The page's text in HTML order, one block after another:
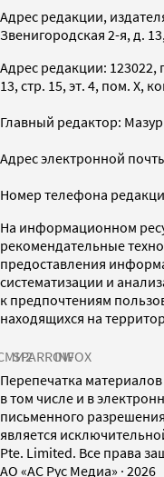
Адрес редакции,
Звенигородская 2-я, д.
Адрес редакции: 123022,
13, стр. 15, эт. 4, пом. X,
Главный редактор:
Адрес электронной
Номер телефона
На информационном
рекомендательные
предоставления
систематизации и
к предпочтениям
находящихся на
SPARROWINFOX
Перепечатка
в том числе и в
письменного
является
Pte. Limited. Все права
AO «АС Рус Медиа» · 2026